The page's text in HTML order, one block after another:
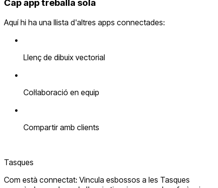
Cap app treballa sola
Aquí hi ha una llista d'altres apps connectades:
Llenç de dibuix vectorial
Col·laboració en equip
Compartir amb clients
Tasques
Com està connectat: Vincula esbossos a les Tasques